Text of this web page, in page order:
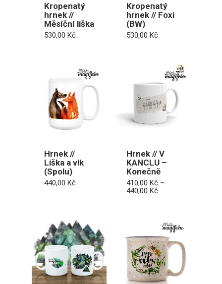
Kropenatý
hrnek //
Měsíční liška
530,00 Kč
Kropenatý
hrnek // Foxi
(BW)
530,00Kč
Hrnek //
Liška a vlk
(Spolu)
440,00 Kč
Hrnek // V
KANCLU –
Konečně
410,00 Kč –
440,00 KčRozpětí
440,00 Kč